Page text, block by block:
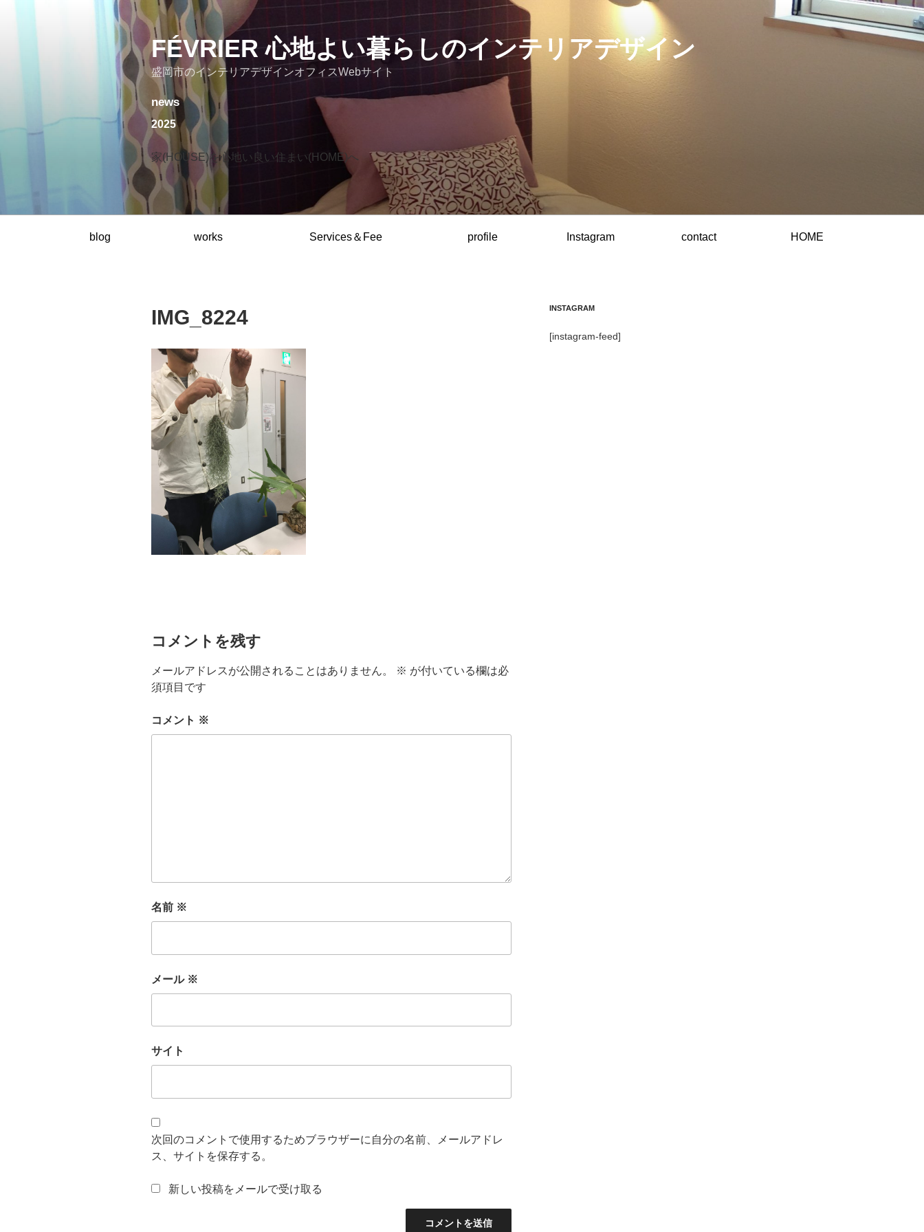
FÉVRIER 心地よい暮らしのインテリアデザイン
盛岡市のインテリアデザインオフィスWebサイト
news
2025
家(HOUSE)を心地い良い住まい(HOME)へ
blog works Services＆Fee profile Instagram contact HOME
IMG_8224
コメントを残す
メールアドレスが公開されることはありません。 ※ が付いている欄は必
須項目です
コメント ※
名前 ※
メール ※
サイト
次回のコメントで使用するためブラウザーに自分の名前、メールアドレ
ス、サイトを保存する。
新しい投稿をメールで受け取る
INSTAGRAM
[instagram-feed]